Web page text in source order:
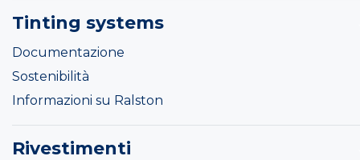
Tinting systems
Documentazione
Sostenibilità
Informazioni su Ralston
Rivestimenti